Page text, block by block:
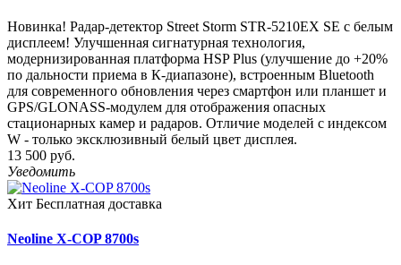
Новинка! Радар-детектор Street Storm STR-5210EX SE с белым
дисплеем! Улучшенная сигнатурная технология,
модернизированная платформа HSP Plus (улучшение до +20%
по дальности приема в К-диапазоне), встроенным Bluetooth
для современного обновления через смартфон или планшет и
GPS/GLONASS-модулем для отображения опасных
стационарных камер и радаров. Отличие моделей с индексом
W - только эксклюзивный белый цвет дисплея.
13 500 руб.
Уведомить
Хит Бесплатная доставка
Neoline X-COP 8700s